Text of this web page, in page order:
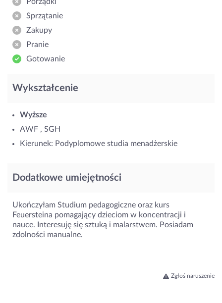
Sprzątanie
Zakupy
Pranie
Gotowanie
Wykształcenie
Wyższe
AWF , SGH
Kierunek: Podyplomowe studia menadżerskie
Dodatkowe umiejętności
Ukończyłam Studium pedagogiczne oraz kurs
Feuersteina pomagający dzieciom w koncentracji i
nauce. Interesuję się sztuką i malarstwem. Posiadam
zdolności manualne.
Zgłoś naruszenie